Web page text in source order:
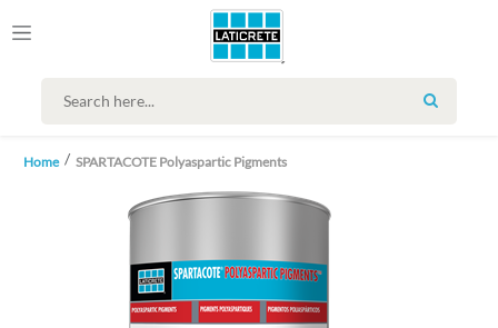
SEARCH
Home SPARTACOTE Polyaspartic Pigments